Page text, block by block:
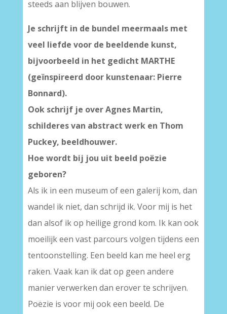
steeds aan blijven bouwen.
Je schrijft in de bundel meermaals met
veel liefde voor de beeldende kunst,
bijvoorbeeld in het gedicht MARTHE
(geïnspireerd door kunstenaar: Pierre
Bonnard).
Ook schrijf je over Agnes Martin,
schilderes van abstract werk en Thom
Puckey, beeldhouwer.
Hoe wordt bij jou uit beeld poëzie
geboren?
Als ik in een museum of een galerij kom, dan
wandel ik niet, dan schrijd ik. Voor mij is het
dan alsof ik op heilige grond kom. Ik kan ook
moeilijk een vast parcours volgen tijdens een
tentoonstelling. Een beeld kan me heel erg
raken. Vaak kan ik dat op geen andere
manier verwerken dan erover te schrijven.
Poëzie is voor mij ook een beeld. De